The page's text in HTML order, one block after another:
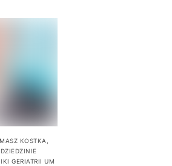
KOSTKA,
GERIATRII UM